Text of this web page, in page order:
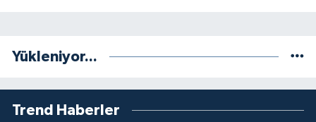
Yükleniyor...
Trend Haberler